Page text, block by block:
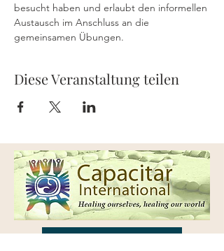
besucht haben und erlaubt den informellen
Austausch im Anschluss an die
gemeinsamen Übungen.
Diese Veranstaltung teilen